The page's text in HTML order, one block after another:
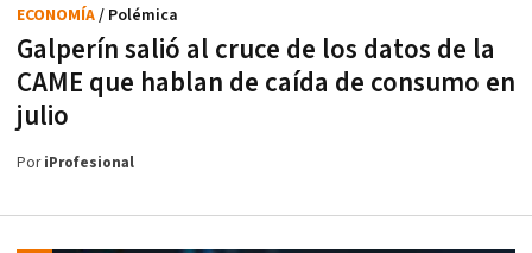
Galperín salió al cruce de los datos de la
CAME que hablan de caída de consumo en
julio
ECONOMÍA/ Polémica
PoriProfesional